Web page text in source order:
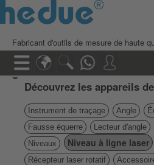
Fabricant d'outils de mesure de haute
Découvrez les appareils
Instrument de traçage Angle
Fausse équerre
Lecteur d'angle
Niveaux
Niveau à ligne laser
Récepteur laser rotatif